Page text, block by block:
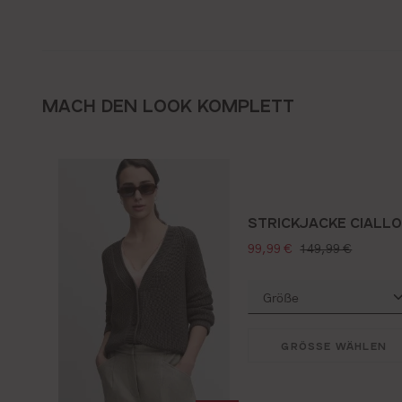
MACH DEN LOOK KOMPLETT
STRICKJACKE CIALLO
verkaufspreis:
99,99 € regulärer preis:
149,99 €
GRÖSSE WÄHLEN